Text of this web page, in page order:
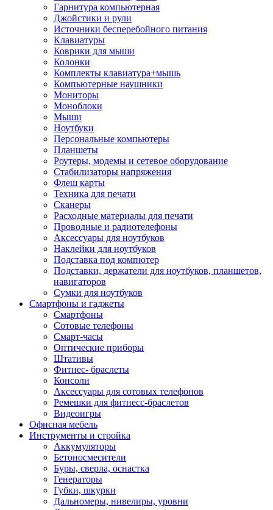
Гарнитура компьютерная
Джойстики и рули
Источники бесперебойного питания
Клавиатуры
Коврики для мыши
Колонки
Комплекты клавиатура+мышь
Компьютерные наушники
Мониторы
Моноблоки
Мыши
Ноутбуки
Персональные компьютеры
Планшеты
Роутеры, модемы и сетевое оборудование
Стабилизаторы напряжения
Флеш карты
Техника для печати
Сканеры
Расходные материалы для печати
Проводные и радиотелефоны
Аксессуары для ноутбуков
Наклейки для ноутбуков
Подставка под компютер
Подставки, держатели для ноутбуков, планшетов,
навигаторов
Сумки для ноутбуков
Смартфоны и гаджеты
Смартфоны
Сотовые телефоны
Смарт-часы
Оптические приборы
Штативы
Фитнес- браслеты
Консоли
Аксессуары для сотовых телефонов
Ремешки для фитнесс-браслетов
Видеоигры
Офисная мебель
Инструменты и стройка
Аккумуляторы
Бетоносмесители
Буры, сверла, оснастка
Генераторы
Губки, шкурки
Дальномеры, нивелиры, уровни